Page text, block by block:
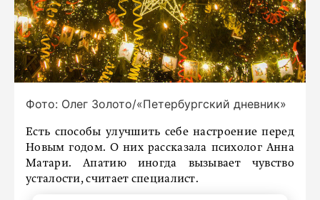
Фото: Олег Золото/«Петербургский дневник»
Есть способы улучшить себе настроение перед
Новым годом. О них рассказала психолог Анна
Матари. Апатию иногда вызывает чувство
усталости, считает специалист.